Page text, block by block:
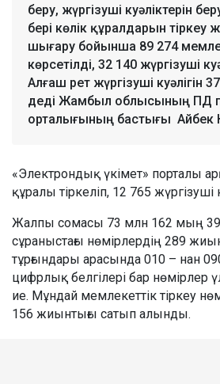
беру, жүргізуші куәліктерін
бері көлік құралдарын тіркеу
шығару бойынша 89 274
көрсетілді, 32 140 жүргізуші
Алғаш рет жүргізуші куәлігін
деді Жамбыл облысының ПД
орталығының бастығы Айбек
«Электрондық үкімет» порталы
құралы тіркеліп, 12 765 жүргізуші
Жалпы сомасы 73 млн 162 мың
сұраныстағы нөмірлердің 289
тұрғындары арасында 010 – нан
цифрлық белгілері бар нөмірлер
ие. Мұндай мемлекеттік тіркеу
156 жиынтығы сатып алынды.